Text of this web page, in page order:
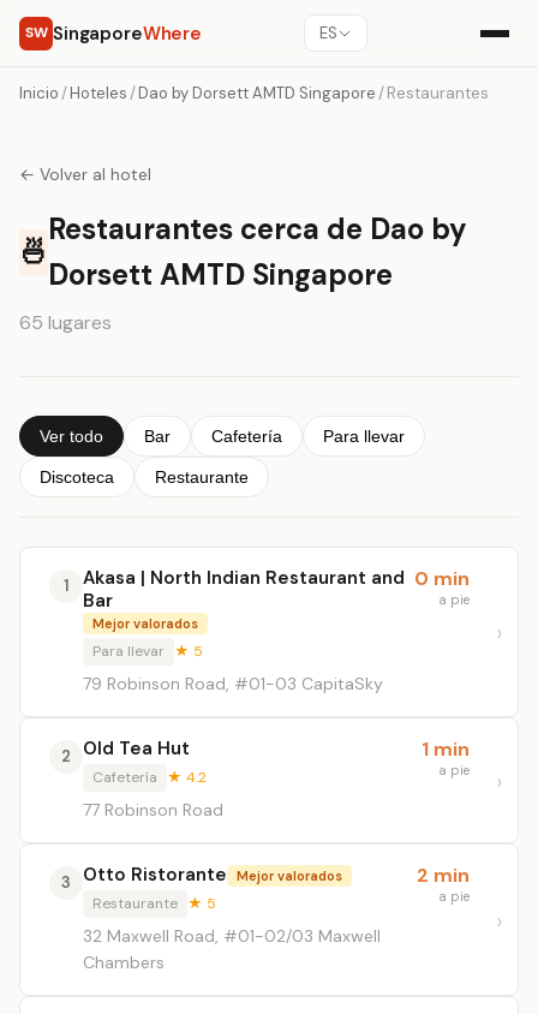
SW SingaporeWhere ES
Inicio /Hoteles /Dao by Dorsett AMTD Singapore /Restaurantes
← Volver al hotel
🍜
Restaurantes cerca de Dao by
Dorsett AMTD Singapore
65 lugares
Ver todo Bar Cafetería Para llevar
Discoteca Restaurante
1
Akasa | North Indian Restaurant and
Bar
Mejor valorados
Para llevar ★ 5
79 Robinson Road, #01-03 CapitaSky
0 min
a pie
2 Old Tea Hut
Cafetería ★ 4.2
77 Robinson Road
1 min
a pie
3 Otto Ristorante Mejor valorados
Restaurante ★ 5
32 Maxwell Road, #01-02/03 Maxwell
Chambers
2 min
a pie